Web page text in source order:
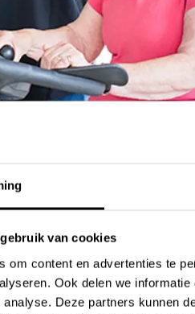
van cookies
om content en advertenties te
Ook delen we
analyse. Deze partners kunnen
met onze